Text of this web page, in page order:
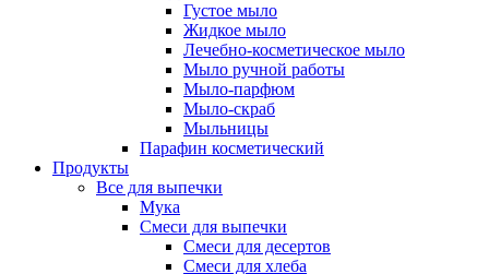
Густое мыло
Жидкое мыло
Лечебно-косметическое мыло
Мыло ручной работы
Мыло-парфюм
Мыло-скраб
Мыльницы
Парафин косметический
Продукты
Все для выпечки
Мука
Смеси для выпечки
Смеси для десертов
Смеси для хлеба